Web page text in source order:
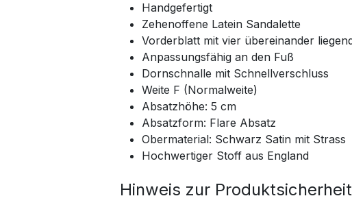
Handgefertigt
Zehenoffene Latein Sandalette
Vorderblatt mit vier übereinander
Anpassungsfähig an den Fuß
Dornschnalle mit Schnellverschluss
Weite F (Normalweite)
Absatzhöhe: 5 cm
Absatzform: Flare Absatz
Obermaterial: Schwarz Satin mit Strass
Hochwertiger Stoff aus England
Hinweis zur